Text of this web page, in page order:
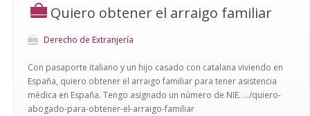
Quiero obtener el arraigo familiar
Derecho de Extranjería
Con pasaporte italiano y un hijo casado con catalana viviendo en
España, quiero obtener el arraigo familiar para tener asistencia
médica en España. Tengo asignado un número de NIE. .../quiero-
abogado-para-obtener-el-arraigo-familiar